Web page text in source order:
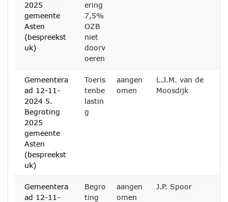
2025
gemeente
Asten
(bespreekst
uk)
ering
7,5%
OZB
niet
doorv
oeren
Gemeentera
ad 12-11-
2024 5.
Begroting
2025
gemeente
Asten
(bespreekst
uk)
Toeris
tenbe
lastin
g
aangen
omen
L.J.M. van de
Moosdijk
Gemeentera
ad 12-11-
Begro
ting
aangen
omen
J.P. Spoor